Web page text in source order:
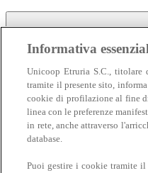
Carne
Informativa
Unicoop Etruria S.C., titolare
tramite il presente sito,
cookie di profilazione al fine
linea con le preferenze
in rete, anche attraverso
database.
Puoi gestire i cookie tramite il